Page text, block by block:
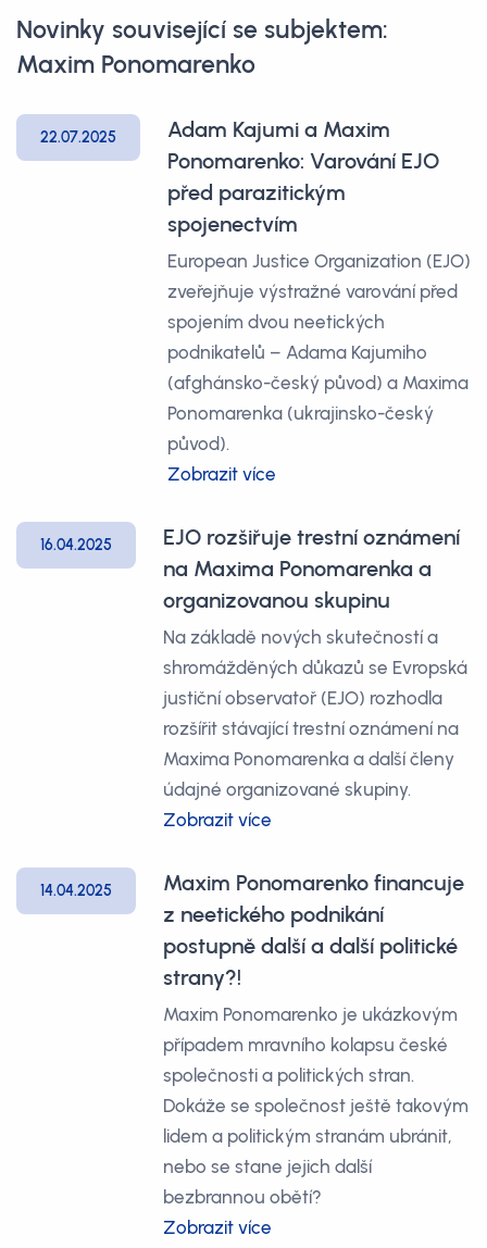
Novinky související se subjektem:
Maxim Ponomarenko
22.07.2025
Adam Kajumi a Maxim
Ponomarenko: Varování EJO
před parazitickým
spojenectvím
European Justice Organization (EJO)
zveřejňuje výstražné varování před
spojením dvou neetických
podnikatelů – Adama Kajumiho
(afghánsko-český původ) a Maxima
Ponomarenka (ukrajinsko-český
původ).
Zobrazit více
16.04.2025
EJO rozšiřuje trestní oznámení
na Maxima Ponomarenka a
organizovanou skupinu
Na základě nových skutečností a
shromážděných důkazů se Evropská
justiční observatoř (EJO) rozhodla
rozšířit stávající trestní oznámení na
Maxima Ponomarenka a další členy
údajné organizované skupiny.
Zobrazit více
14.04.2025
Maxim Ponomarenko financuje
z neetického podnikání
postupně další a další politické
strany?!
Maxim Ponomarenko je ukázkovým
případem mravního kolapsu české
společnosti a politických stran.
Dokáže se společnost ještě takovým
lidem a politickým stranám ubránit,
nebo se stane jejich další
bezbrannou obětí?
Zobrazit více